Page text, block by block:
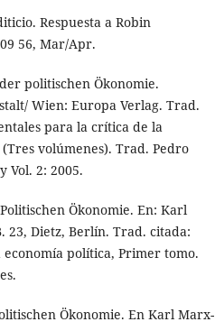
Respuesta a Robin
56, Mar/Apr.
politischen Ökonomie.
Wien: Europa Verlag. Trad.
para la crítica de la
volúmenes). Trad. Pedro
Vol. 2: 2005.
Ökonomie. En: Karl
23, Dietz, Berlín. Trad. citada:
política, Primer tomo.
Ökonomie. En Karl Marx-